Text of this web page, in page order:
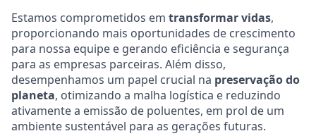
Estamos comprometidos em transformar vidas,
proporcionando mais oportunidades de crescimento
para nossa equipe e gerando eficiência e segurança
para as empresas parceiras. Além disso,
desempenhamos um papel crucial na preservação do
planeta, otimizando a malha logística e reduzindo
ativamente a emissão de poluentes, em prol de um
ambiente sustentável para as gerações futuras.